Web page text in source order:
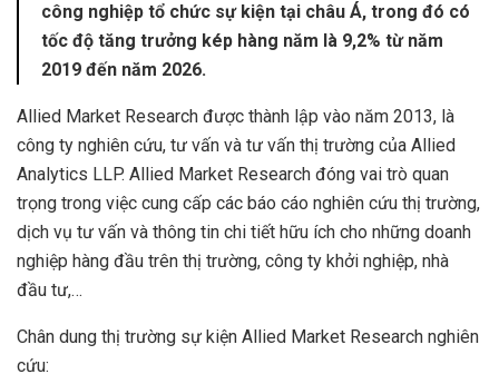
công nghiệp tổ chức sự kiện tại châu Á, trong đó có
tốc độ tăng trưởng kép hàng năm là 9,2% từ năm
2019 đến năm 2026.
Allied Market Research được thành lập vào năm 2013, là
công ty nghiên cứu, tư vấn và tư vấn thị trường của Allied
Analytics LLP. Allied Market Research đóng vai trò quan
trọng trong việc cung cấp các báo cáo nghiên cứu thị trường,
dịch vụ tư vấn và thông tin chi tiết hữu ích cho những doanh
nghiệp hàng đầu trên thị trường, công ty khởi nghiệp, nhà
đầu tư,…
Chân dung thị trường sự kiện Allied Market Research nghiên
cứu: